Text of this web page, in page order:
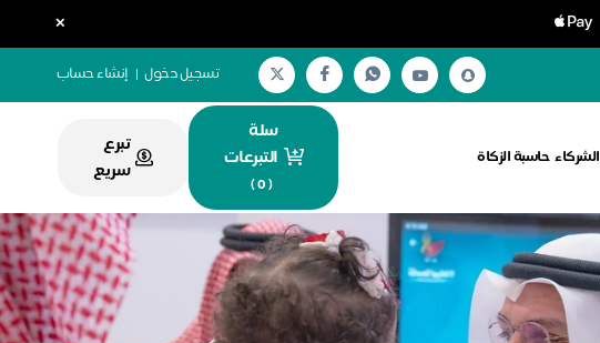
×
تسجيل دخول | إنشاء حساب
الشركاء حاسبة الزكاة
سلة
التبرعات
(
0
)
تبرع
سريع